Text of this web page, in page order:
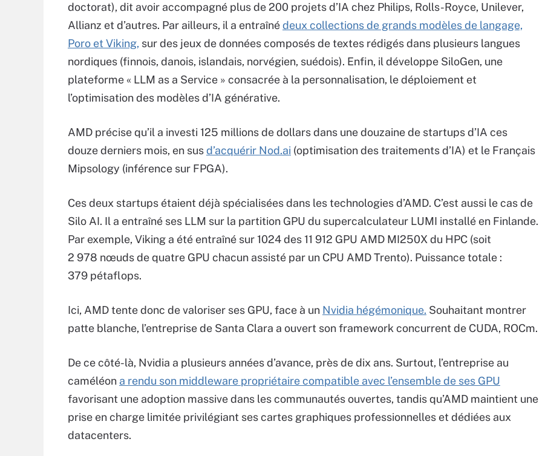
doctorat), dit avoir accompagné plus de 200 projets d’IA chez Philips, Rolls-Royce, Unilever,
Allianz et d’autres. Par ailleurs, il a entraînédeux collections de grands modèles de langage,
Poro et Viking, sur des jeux de données composés de textes rédigés dans plusieurs langues
nordiques (finnois, danois, islandais, norvégien, suédois). Enfin, il développe SiloGen, une
plateforme « LLM as a Service » consacrée à la personnalisation, le déploiement et
l’optimisation des modèles d’IA générative.
AMD précise qu’il a investi 125 millions de dollars dans une douzaine de startups d’IA ces
douze derniers mois, en susd’acquérir Nod.ai (optimisation des traitements d’IA) et le Français
Mipsology (inférence sur FPGA).
Ces deux startups étaient déjà spécialisées dans les technologies d’AMD. C’est aussi le cas de
Silo AI. Il a entraîné ses LLM sur la partition GPU du supercalculateur LUMI installé en Finlande.
Par exemple, Viking a été entraîné sur 1024 des 11 912 GPU AMD MI250X du HPC (soit
2 978 nœuds de quatre GPU chacun assisté par un CPU AMD Trento). Puissance totale :
379 pétaflops.
Ici, AMD tente donc de valoriser ses GPU, face à un Nvidia hégémonique. Souhaitant montrer
patte blanche, l’entreprise de Santa Clara a ouvert son framework concurrent de CUDA, ROCm.
De ce côté-là, Nvidia a plusieurs années d’avance, près de dix ans. Surtout, l’entreprise au
caméléon a rendu son middleware propriétaire compatible avec l’ensemble de ses GPU
favorisant une adoption massive dans les communautés ouvertes, tandis qu’AMD maintient une
prise en charge limitée privilégiant ses cartes graphiques professionnelles et dédiées aux
datacenters.